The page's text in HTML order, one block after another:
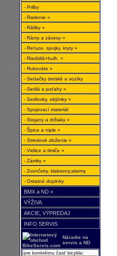
- Prilby
- Radenie »
- Ráfiky »
- Rámy a závesy »
- Reťaze, spojky, kryty »
- Riadidlá+bulh. »
- Rukoväte »
- Sedačky detské a vozíky
- Sedlá a poťahy »
- Sedlovky, objímky »
- Spojovací materiál
- Stojany a držiaky »
- Špice a niple »
- Stredové zloženie »
- Vidlice a tlmiče »
- Zámky »
- Zvončeky, klaksony,alarmy
- Ostatné doplnky
BMX a ND »
VÝŽIVA
AKCIE, VÝPREDAJ
INFO SERVIS
Náradie na
servis a ND
pre konkrétnu časť bicykla: